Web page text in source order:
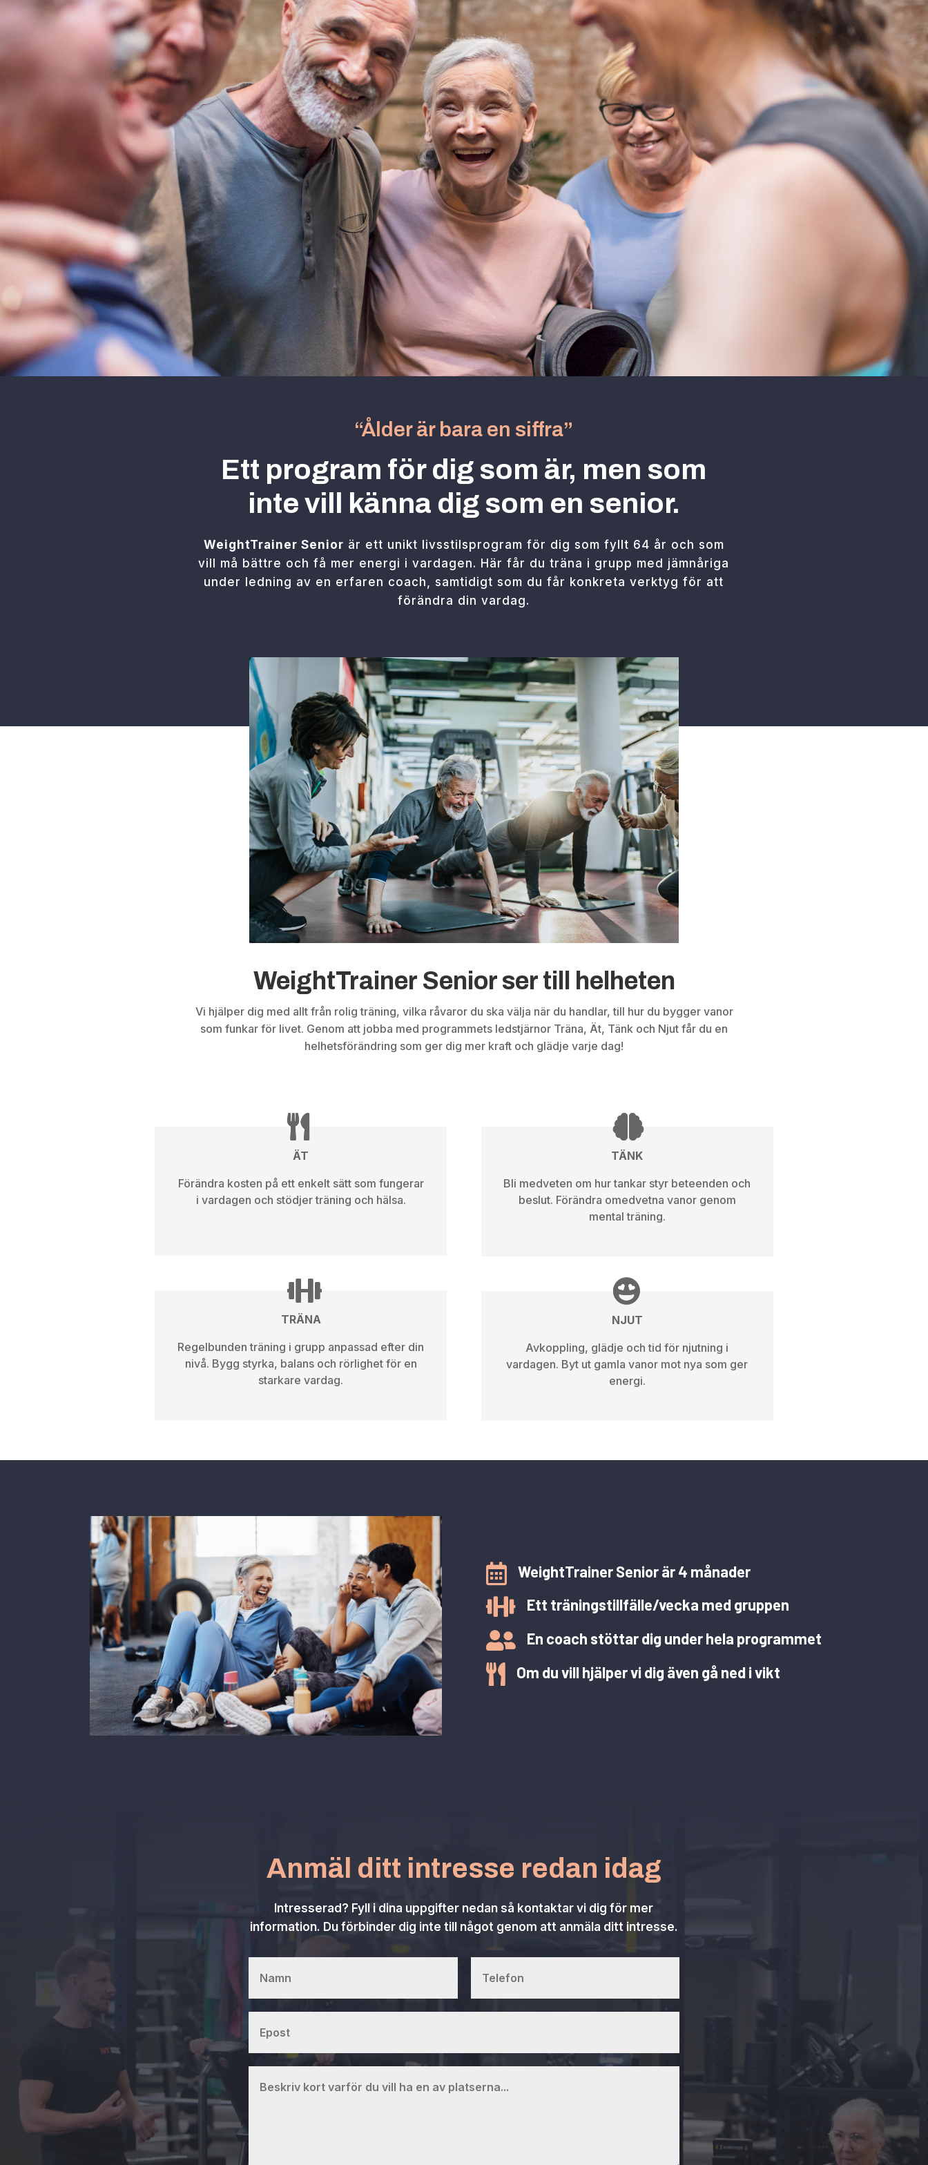
“Ålder är bara en siffra”
Ett program för dig som är, men som
inte vill känna dig som en senior.
WeightTrainer Senior är ett unikt livsstilsprogram för dig som fyllt 64 år och som
vill må bättre och få mer energi i vardagen. Här får du träna i grupp med jämnåriga
under ledning av en erfaren coach, samtidigt som du får konkreta verktyg för att
förändra din vardag.
WeightTrainer Senior ser till helheten
Vi hjälper dig med allt från rolig träning, vilka råvaror du ska välja när du handlar, till hur du bygger vanor
som funkar för livet. Genom att jobba med programmets ledstjärnor Träna, Ät, Tänk och Njut får du en
helhetsförändring som ger dig mer kraft och glädje varje dag!
ÄT
Förändra kosten på ett enkelt sätt som fungerar
i vardagen och stödjer träning och hälsa.
TRÄNA
Regelbunden träning i grupp anpassad efter din
nivå. Bygg styrka, balans och rörlighet för en
starkare vardag.
TÄNK
Bli medveten om hur tankar styr beteenden och
beslut. Förändra omedvetna vanor genom
mental träning.
NJUT
Avkoppling, glädje och tid för njutning i
vardagen. Byt ut gamla vanor mot nya som ger
energi.
 WeightTrainer Senior är 4 månader
 Ett träningstillfälle/vecka med gruppen
 En coach stöttar dig under hela programmet
 Om du vill hjälper vi dig även gå ned i vikt
Anmäl ditt intresse redan idag
Intresserad? Fyll i dina uppgifter nedan så kontaktar vi dig för mer
information. Du förbinder dig inte till något genom att anmäla ditt intresse.